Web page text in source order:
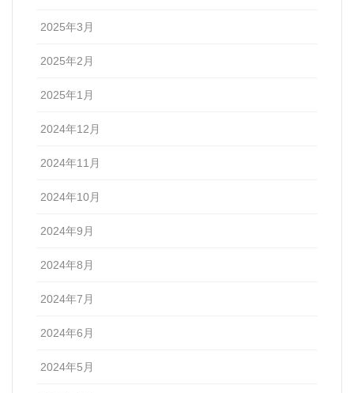
2025年3月
2025年2月
2025年1月
2024年12月
2024年11月
2024年10月
2024年9月
2024年8月
2024年7月
2024年6月
2024年5月